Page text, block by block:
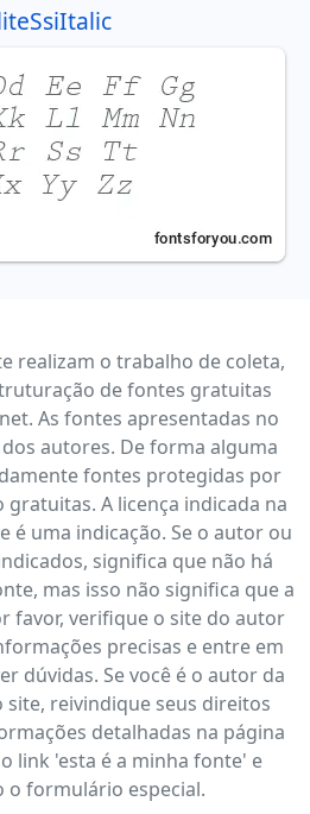
realizam o trabalho de coleta,
de fontes gratuitas
As fontes apresentadas no
autores. De forma alguma
fontes protegidas por
A licença indicada na
é uma indicação. Se o autor ou
significa que não há
mas isso não significa que a
favor, verifique o site do autor
precisas e entre em
dúvidas. Se você é o autor da
reivindique seus direitos
detalhadas na página
link 'esta é a minha fonte' e
o formulário especial.